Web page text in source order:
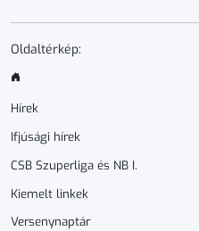
Oldaltérkép:
Hírek
Ifjúsági hírek
CSB Szuperliga és NB I.
Kiemelt linkek
Versenynaptár